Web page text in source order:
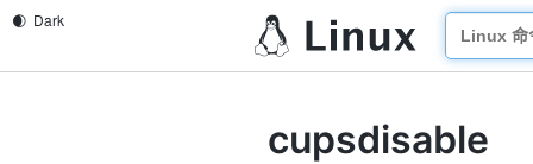
cupsdisable